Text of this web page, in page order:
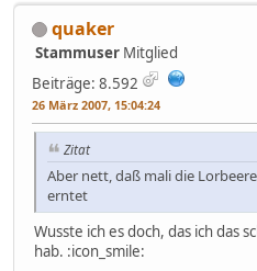
quaker
Stammuser Mitglied
Beiträge: 8.592
26 März 2007, 15:04:24
Zitat
Aber nett, daß mali die
erntet
Wusste ich es doch, das ich das
hab. :icon_smile: